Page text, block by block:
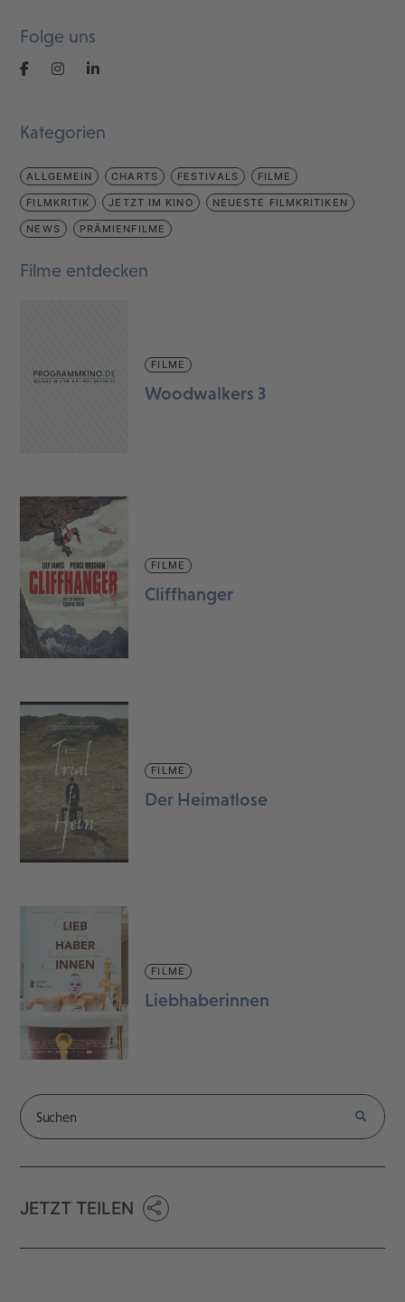
Folge uns
Kategorien
ALLGEMEIN CHARTS FESTIVALS FILME
FILMKRITIK JETZT IM KINO NEUESTE FILMKRITIKEN
NEWS PRÄMIENFILME
Filme entdecken
FILME
Woodwalkers 3
FILME
Cliffhanger
FILME
Der Heimatlose
FILME
Liebhaberinnen
JETZT TEILEN